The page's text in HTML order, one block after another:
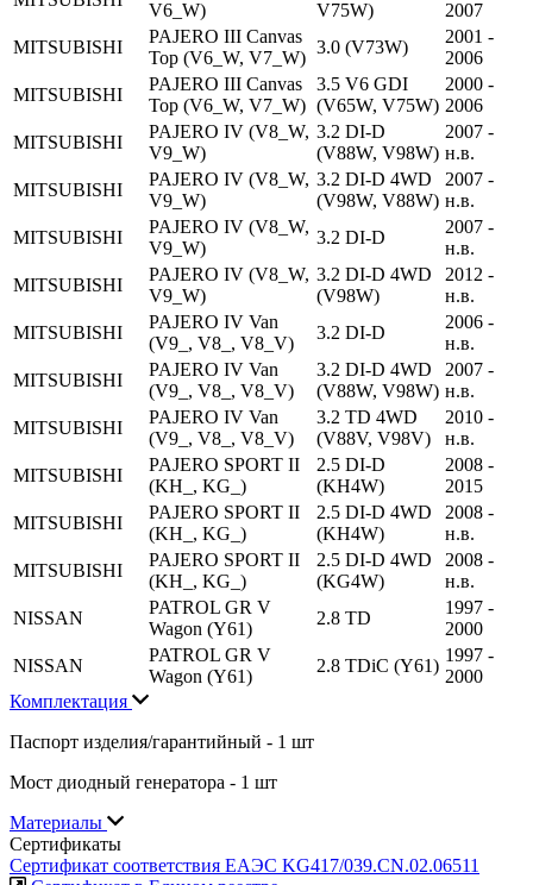
V6_W)
V75W)
2007
MITSUBISHI
PAJERO III Canvas
Top (V6_W, V7_W)
3.0 (V73W)
2001 -
2006
MITSUBISHI
PAJERO III Canvas
Top (V6_W, V7_W)
3.5 V6 GDI
(V65W, V75W)
2000 -
2006
MITSUBISHI
PAJERO IV (V8_W,
V9_W)
3.2 DI-D
(V88W, V98W)
2007 -
н.в.
MITSUBISHI
PAJERO IV (V8_W,
V9_W)
3.2 DI-D 4WD
(V98W, V88W)
2007 -
н.в.
MITSUBISHI
PAJERO IV (V8_W,
V9_W)
3.2 DI-D
2007 -
н.в.
MITSUBISHI
PAJERO IV (V8_W,
V9_W)
3.2 DI-D 4WD
(V98W)
2012 -
н.в.
MITSUBISHI
PAJERO IV Van
(V9_, V8_, V8_V)
3.2 DI-D
2006 -
н.в.
MITSUBISHI
PAJERO IV Van
(V9_, V8_, V8_V)
3.2 DI-D 4WD
(V88W, V98W)
2007 -
н.в.
MITSUBISHI
PAJERO IV Van
(V9_, V8_, V8_V)
3.2 TD 4WD
(V88V, V98V)
2010 -
н.в.
MITSUBISHI
PAJERO SPORT II
(KH_, KG_)
2.5 DI-D
(KH4W)
2008 -
2015
MITSUBISHI
PAJERO SPORT II
(KH_, KG_)
2.5 DI-D 4WD
(KH4W)
2008 -
н.в.
MITSUBISHI
PAJERO SPORT II
(KH_, KG_)
2.5 DI-D 4WD
(KG4W)
2008 -
н.в.
NISSAN
PATROL GR V
Wagon (Y61)
2.8 TD
1997 -
2000
NISSAN
PATROL GR V
Wagon (Y61)
2.8 TDiC (Y61)
1997 -
2000
Комплектация
Паспорт изделия/гарантийный - 1 шт
Мост диодный генератора - 1 шт
Материалы
Сертификаты
Сертификат соответствия ЕАЭС KG417/039.CN.02.06511